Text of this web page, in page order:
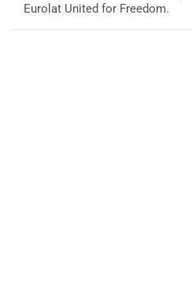
Eurolat United for Freedom.